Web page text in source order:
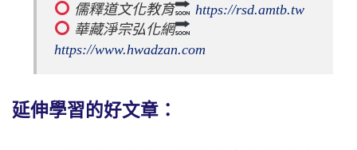
儒釋道文化教育
https://rsd.amtb.tw
華藏淨宗弘化網
https://www.hwadzan.com
延伸學習的好文章：